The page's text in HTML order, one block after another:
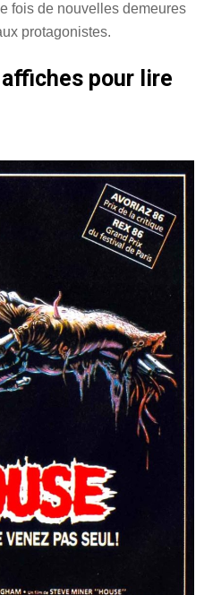
fois de nouvelles demeures
protagonistes.
pour lire